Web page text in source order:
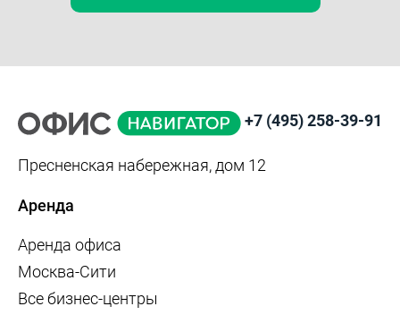
+7 (495) 258-39-91
Пресненская набережная, дом 12
Аренда
Аренда офиса
Москва-Сити
Все бизнес-центры